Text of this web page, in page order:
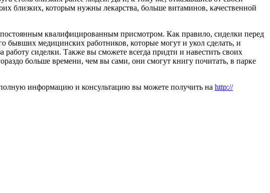
близких, которым нужны лекарства, больше витаминов, качественной
квалифицированным присмотром. Как правило, сиделки перед
бывших медицинских работников, которые могут и укол сделать, и
сиделки. Также вы сможете всегда придти и навестить своих
больше времени, чем вы сами, они смогут книгу почитать, в парке
информацию и консультацию вы можете получить на http://